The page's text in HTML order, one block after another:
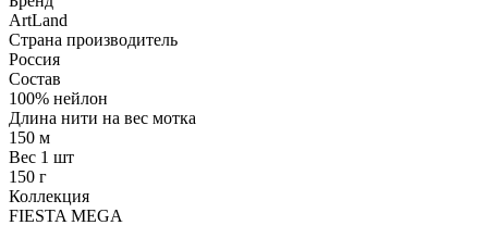
ArtLand
Страна производитель
Россия
Состав
100% нейлон
Длина нити на вес мотка
150 м
Вес 1 шт
150 г
Коллекция
FIESTA MEGA